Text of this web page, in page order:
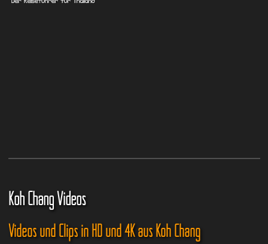
Koh Chang Videos
Videos und Clips in HD und 4K aus Koh Chang